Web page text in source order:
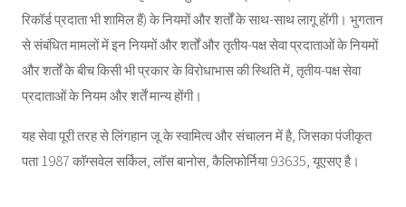
रिकॉर्ड प्रदाता भी शामिल हैं) के नियमों और शर्तों के साथ-साथ लागू होंगी। भुगतान
से संबंधित मामलों में इन नियमों और शर्तों और तृतीय-पक्ष सेवा प्रदाताओं के नियमों
और शर्तों के बीच किसी भी प्रकार के विरोधाभास की स्थिति में, तृतीय-पक्ष सेवा
प्रदाताओं के नियम और शर्तें मान्य होंगी।
यह सेवा पूरी तरह से लिंगहान जू के स्वामित्व और संचालन में है, जिसका पंजीकृत
पता 1987 कॉग्सवेल सर्किल, लॉस बानोस, कैलिफोर्निया 93635, यूएसए है।